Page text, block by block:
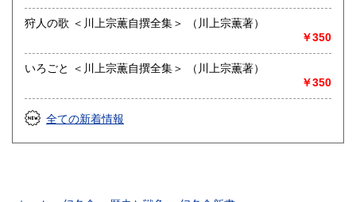
狩人の歌 ＜川上宗薫自撰全集＞ （川上宗薫著）
￥350
いろごと ＜川上宗薫自撰全集＞ （川上宗薫著）
￥350
全ての新着情報